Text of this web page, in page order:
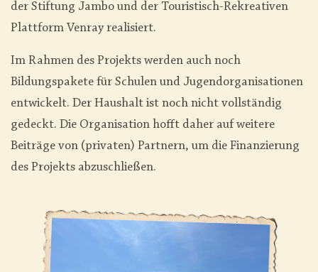
der Stiftung Jambo und der Touristisch-Rekreativen
Plattform Venray realisiert.
Im Rahmen des Projekts werden auch noch
Bildungspakete für Schulen und Jugendorganisationen
entwickelt. Der Haushalt ist noch nicht vollständig
gedeckt. Die Organisation hofft daher auf weitere
Beiträge von (privaten) Partnern, um die Finanzierung
des Projekts abzuschließen.